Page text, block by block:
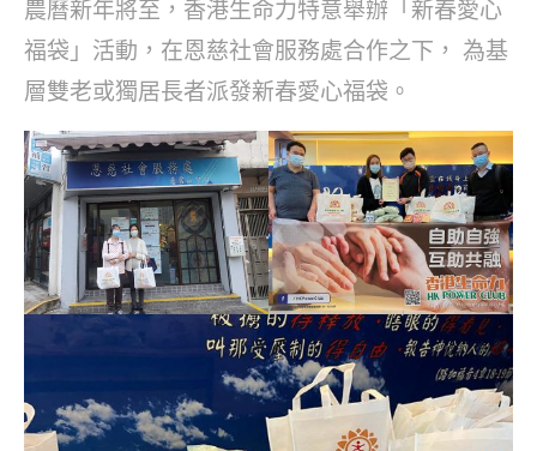
農曆新年將至，香港生命力特意舉辦「新春愛心
福袋」活動，在恩慈社會服務處合作之下， 為基
層雙老或獨居長者派發新春愛心福袋。